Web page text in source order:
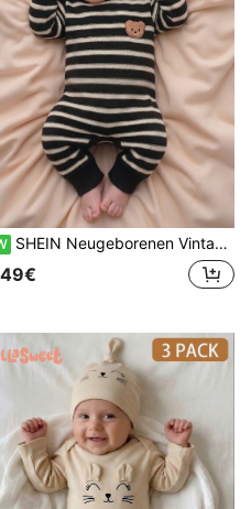
SHEIN Neugeborenen Vintage gerippter Bodysuit, gerippter Strickstoff, schwarz-weiße kontrastierende breite Streifen, Langarm-Schulter-Druckknopf-Bodysuit, Bär 3D-Applikations-Dekor, regulär ohne Futter, minimalistischer Baby-Bodysuit, geeignet für Vollmond-Fotoshootings, Ausflüge, Frühling und Herbst, passt für Neugeborene von 0-9 Monaten